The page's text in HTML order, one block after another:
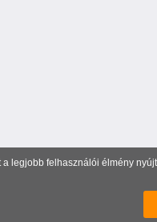
legjobb felhasználói élmény